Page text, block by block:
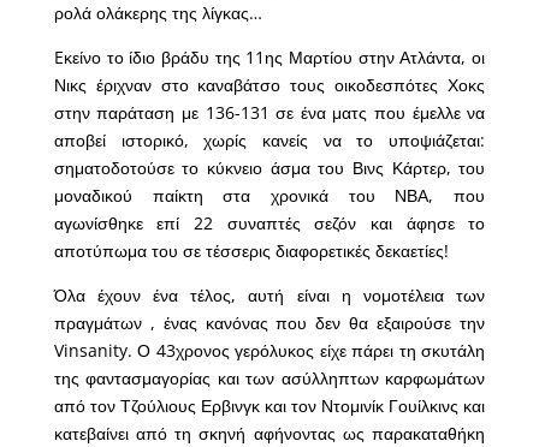
ρολά ολάκερης της λίγκας…
Eκείνο το ίδιο βράδυ της 11ης Μαρτίου στην Ατλάντα, οι
Νικς έριχναν στο καναβάτσο τους οικοδεσπότες Χοκς
στην παράταση με 136-131 σε ένα ματς που έμελλε να
αποβεί ιστορικό, χωρίς κανείς να το υποψιάζεται:
σηματοδοτούσε το κύκνειο άσμα του Βινς Κάρτερ, του
μοναδικού παίκτη στα χρονικά του ΝΒΑ, που
αγωνίσθηκε επί 22 συναπτές σεζόν και άφησε το
αποτύπωμα του σε τέσσερις διαφορετικές δεκαετίες!
Όλα έχουν ένα τέλος, αυτή είναι η νομοτέλεια των
πραγμάτων , ένας κανόνας που δεν θα εξαιρούσε την
Vinsanity. Ο 43χρονος γερόλυκος είχε πάρει τη σκυτάλη
της φαντασμαγορίας και των ασύλληπτων καρφωμάτων
από τον Τζούλιους Ερβινγκ και τον Ντομινίκ Γουίλκινς και
κατεβαίνει από τη σκηνή αφήνοντας ως παρακαταθήκη